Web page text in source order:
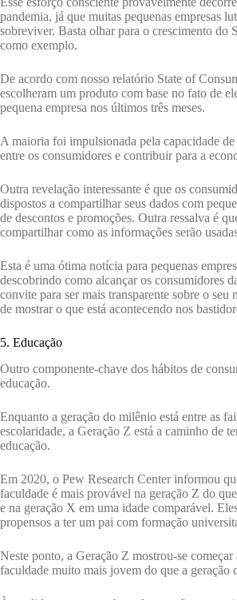
pandemia, já que muitas pequenas empresas
sobreviver. Basta olhar para o crescimento do
como exemplo.
De acordo com nosso relatório State of
escolheram um produto com base no fato de
pequena empresa nos últimos três meses.
A maioria foi impulsionada pela capacidade
entre os consumidores e contribuir para a
Outra revelação interessante é que os
dispostos a compartilhar seus dados com
de descontos e promoções. Outra ressalva é
compartilhar como as informações serão
Esta é uma ótima notícia para pequenas
descobrindo como alcançar os consumidores
convite para ser mais transparente sobre o seu
de mostrar o que está acontecendo nos
5. Educação
Outro componente-chave dos hábitos de
educação.
Enquanto a geração do milênio está entre as
escolaridade, a Geração Z está a caminho de
educação.
Em 2020, o Pew Research Center informou
faculdade é mais provável na geração Z do
e na geração X em uma idade comparável.
propensos a ter um pai com formação
Neste ponto, a Geração Z mostrou-se começar
faculdade muito mais jovem do que a geração